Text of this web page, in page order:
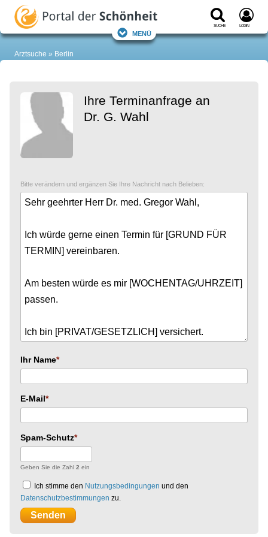
Suche Login
Menü
Arztsuche Berlin
Ihre Terminanfrage an
Dr. G. Wahl
Bitte verändern und ergänzen Sie Ihre Nachricht nach Belieben:
Ihr Name
E-Mail
Spam-Schutz
Geben Sie die Zahl 2 ein
Ich stimme den Nutzungsbedingungen und den
Datenschutzbestimmungen zu.